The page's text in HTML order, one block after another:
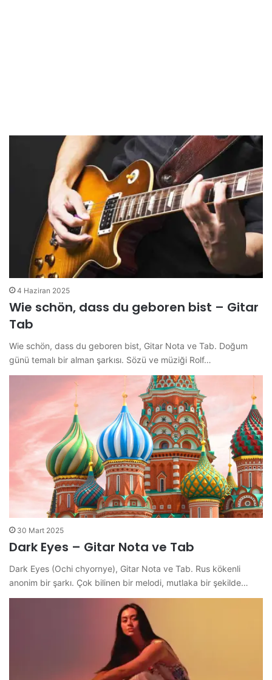
4 Haziran 2025
Wie schön, dass du geboren bist – Gitar
Tab
Wie schön, dass du geboren bist, Gitar Nota ve Tab. Doğum
günü temalı bir alman şarkısı. Sözü ve müziği Rolf…
30 Mart 2025
Dark Eyes – Gitar Nota ve Tab
Dark Eyes (Ochi chyornye), Gitar Nota ve Tab. Rus kökenli
anonim bir şarkı. Çok bilinen bir melodi, mutlaka bir şekilde…